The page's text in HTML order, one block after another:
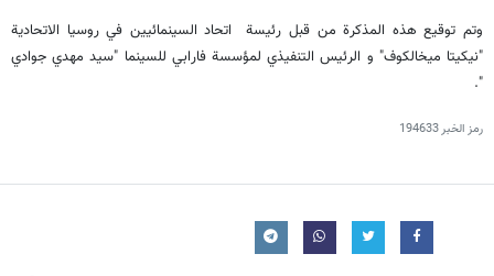
وتم توقيع هذه المذكرة من قبل رئيسة اتحاد السينمائيين في روسيا الاتحادية
"نيكيتا ميخالكوف" و الرئيس التنفيذي لمؤسسة فارابي للسينما "سيد مهدي جوادي
".
رمز الخبر194633